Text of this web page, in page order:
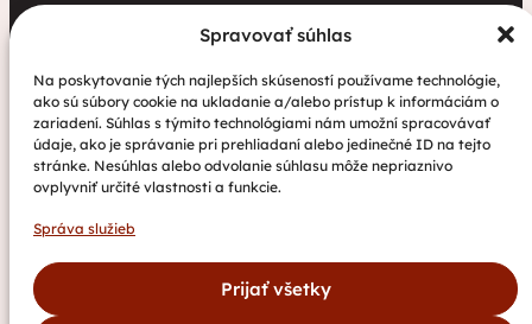
Spravovať súhlas
Na poskytovanie tých najlepších skúseností používame technológie,
ako sú súbory cookie na ukladanie a/alebo prístup k informáciám o
zariadení. Súhlas s týmito technológiami nám umožní spracovávať
údaje, ako je správanie pri prehliadaní alebo jedinečné ID na tejto
stránke. Nesúhlas alebo odvolanie súhlasu môže nepriaznivo
ovplyvniť určité vlastnosti a funkcie.
Správa služieb
Prijať všetky
Farské charity
Aktuality
Charita bez hraníc: Stretnutie Spišskej katolíckej
charity a Krakowskej arcidiecéznej charity prinieslo
nové pohľady na fundraising aj propagáciu
Nové petangové ihrisko prináša seniorom radosť,
pohyb a komunitu
tretích krajín vrátane migrantov“